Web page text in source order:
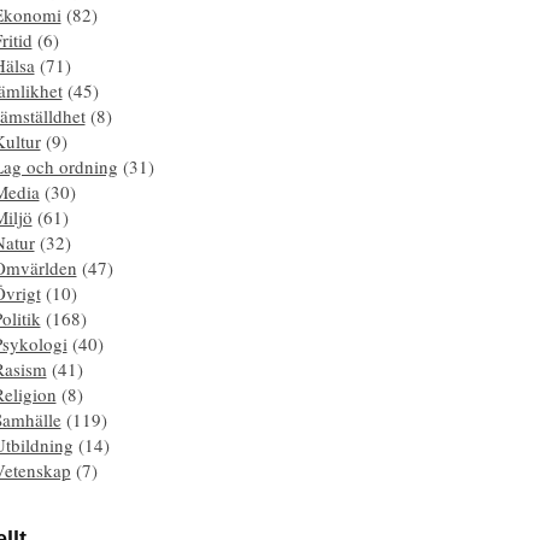
(82)
(6)
(71)
(45)
(8)
(9)
och ordning (31)
(30)
(61)
(32)
(47)
(10)
(168)
(40)
(41)
(8)
(119)
(14)
(7)